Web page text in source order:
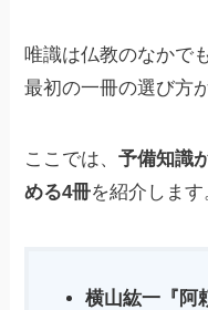
唯識は仏教のなかで
最初の一冊の選び方
ここでは、予備知識
める4冊を紹介します
横山紘一『阿